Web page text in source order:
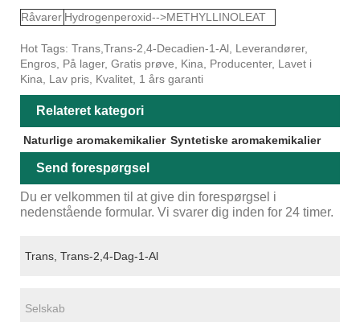
Råvarer Hydrogenperoxid-->METHYLLINOLEAT
Hot Tags: Trans,Trans-2,4-Decadien-1-Al, Leverandører,
Engros, På lager, Gratis prøve, Kina, Producenter, Lavet i
Kina, Lav pris, Kvalitet, 1 års garanti
Relateret kategori
Naturlige aromakemikalier Syntetiske aromakemikalier
Send forespørgsel
Du er velkommen til at give din forespørgsel i
nedenstående formular. Vi svarer dig inden for 24 timer.